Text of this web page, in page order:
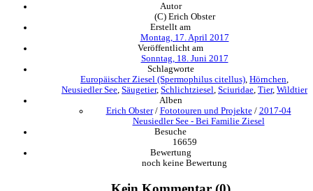
Autor
(C) Erich Obster
Erstellt am
Montag, 17. April 2017
Veröffentlicht am
Sonntag, 18. Juni 2017
Schlagworte
Europäischer Ziesel (Spermophilus citellus) Hörnchen
Neusiedler See Säugetier, Schlichtziesel Sciuridae Tier, Wildtier
Alben
Erich Obster/ Fototouren und Projekte/ 2017-04
Neusiedler See - Bei Familie Ziesel
Besuche
16659
Bewertung
noch keine Bewertung